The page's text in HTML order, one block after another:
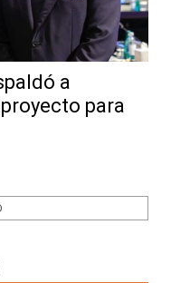
a
para